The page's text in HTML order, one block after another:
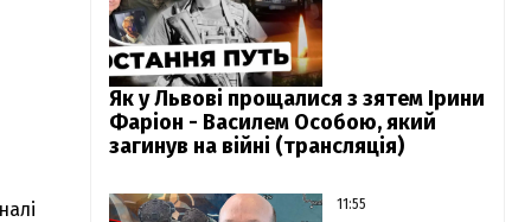
Як у Львові прощалися з зятем Ірини
Фаріон - Василем Особою, який
загинув на війні (трансляція)
11:55